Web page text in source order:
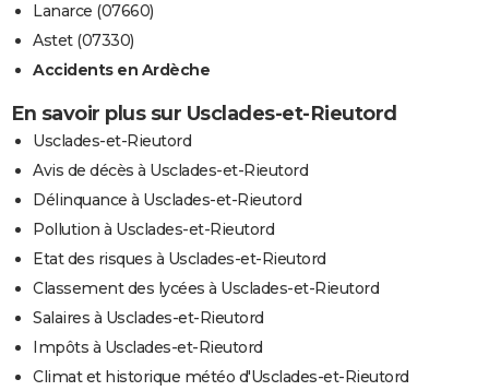
Lanarce (07660)
Astet (07330)
Accidents en Ardèche
En savoir plus sur Usclades-et-Rieutord
Usclades-et-Rieutord
Avis de décès à Usclades-et-Rieutord
Délinquance à Usclades-et-Rieutord
Pollution à Usclades-et-Rieutord
Etat des risques à Usclades-et-Rieutord
Classement des lycées à Usclades-et-Rieutord
Salaires à Usclades-et-Rieutord
Impôts à Usclades-et-Rieutord
Climat et historique météo d'Usclades-et-Rieutord